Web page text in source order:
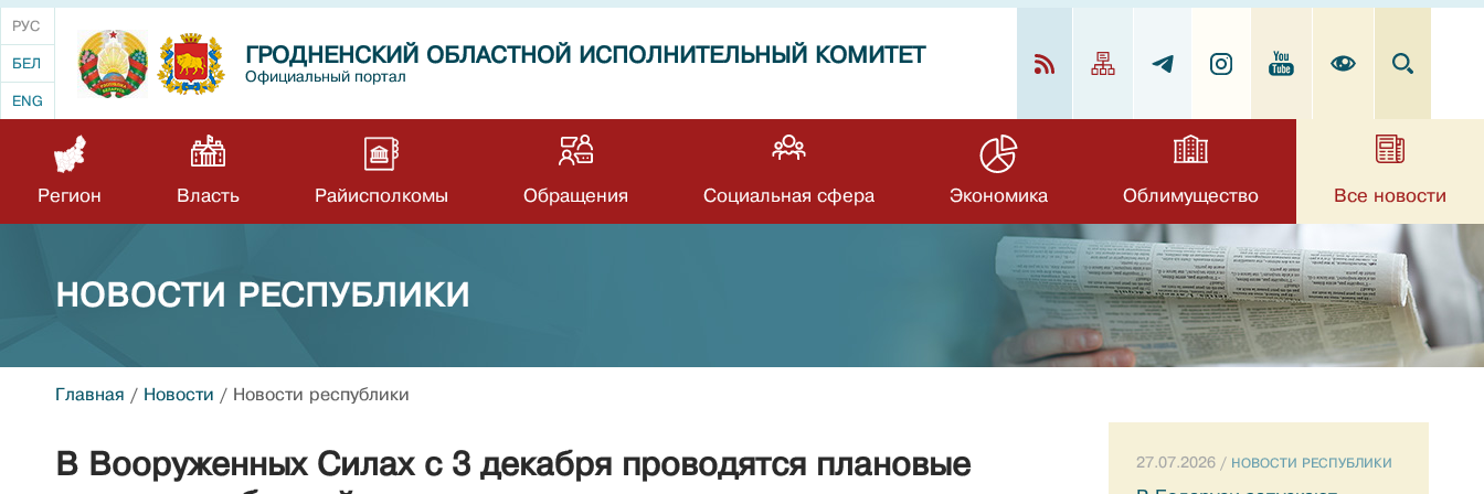
РУС
БЕЛ
ENG
ГРОДНЕНСКИЙ ОБЛАСТНОЙ ИСПОЛНИТЕЛЬНЫЙ КОМИТЕТ
Официальный портал
Регион Власть Райисполкомы Обращения Социальная сфера Экономика Облимущество Все новости
НОВОСТИ РЕСПУБЛИКИ
Главная / Новости / Новости республики
В Вооруженных Силах с 3 декабря проводятся плановые
27.07.2026 / НОВОСТИ РЕСПУБЛИКИ